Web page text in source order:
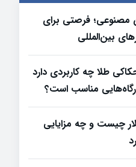
مصنوعی؛ فرصتی برای
بین‌المللی
طلا چه کاربردی دارد
مناسب است؟
چیست و چه مزایایی